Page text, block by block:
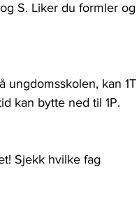
S. Liker du formler og
ungdomsskolen, kan 1T
kan bytte ned til 1P.
Sjekk hvilke fag